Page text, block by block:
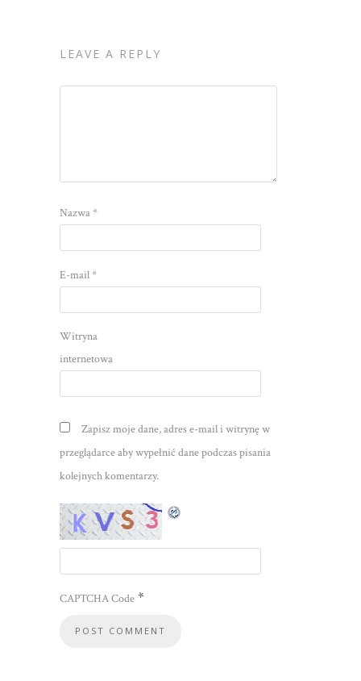
LEAVE A REPLY
Nazwa*
E-mail*
Witryna
internetowa
Zapisz moje dane, adres e-mail i witrynę w
przeglądarce aby wypełnić dane podczas pisania
kolejnych komentarzy.
CAPTCHA Code *